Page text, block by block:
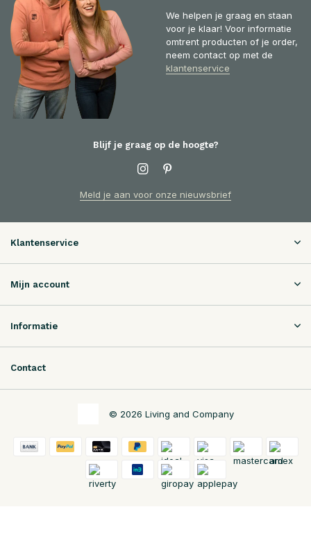
We helpen je graag en staan
voor je klaar! Voor informatie
omtrent producten of je order,
neem contact op met de
klantenservice
Blijf je graag op de hoogte?
Meld je aan voor onze nieuwsbrief
Klantenservice
Mijn account
Informatie
Contact
© 2026 Living and Company